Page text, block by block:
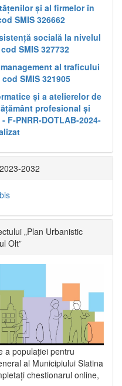
și al firmelor în
SMIS 326662
socială la nivelul
SMIS 327732
al traficului
SMIS 321905
și a atelierelor de
profesional și
PNRR-DOTLAB-2024-
2032
„Plan Urbanistic
Olt”
a populaţiei pentru
al Municipiului Slatina
chestionarul online,